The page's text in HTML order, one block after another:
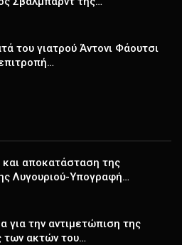
του γιατρού Άντονι Φάουτσι
αποκατάσταση της
Λυγουριού-Υπογραφή…
για την αντιμετώπιση της
των ακτών του…